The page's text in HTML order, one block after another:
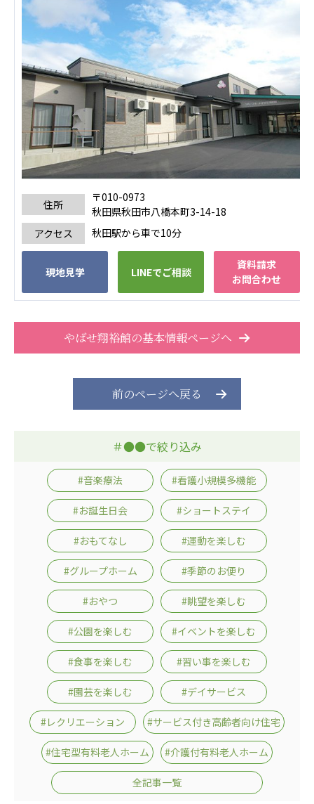
株式会社エネクト 株式会社 G.com R＆M
海外
海外グループ会社
美迪克（上海）商务咨询有限公司
共生（大連）商務諮詢有限公司
台灣善合股份有限公司
Angkor-Japan Friendship International
Hospital
クヴィアン小学校・カンボジア日本友好共生クヴ
カンボジア日本友好技術教育センター
NGO共生の家
G-COM JOINT STOCK COMPANY
海外子会社・合弁会社
瀋陽長者会
広州谷豊園
住所
〒010-0973
秋田県秋田市八橋本町3-14-18
アクセス
秋田駅から車で10分
現地見学 LINEでご相談
資料請求
お問合わせ
やばせ翔裕館の基本情報ページへ
前のページへ戻る
＃●●で絞り込み
#音楽療法 #看護小規模多機能
#お誕生日会 #ショートステイ
#おもてなし #運動を楽しむ
#グループホーム #季節のお便り
#おやつ #眺望を楽しむ
#公園を楽しむ #イベントを楽しむ
#食事を楽しむ #習い事を楽しむ
#園芸を楽しむ #デイサービス
#レクリエーション #サービス付き高齢者向け住宅
#住宅型有料老人ホーム #介護付有料老人ホーム
全記事一覧